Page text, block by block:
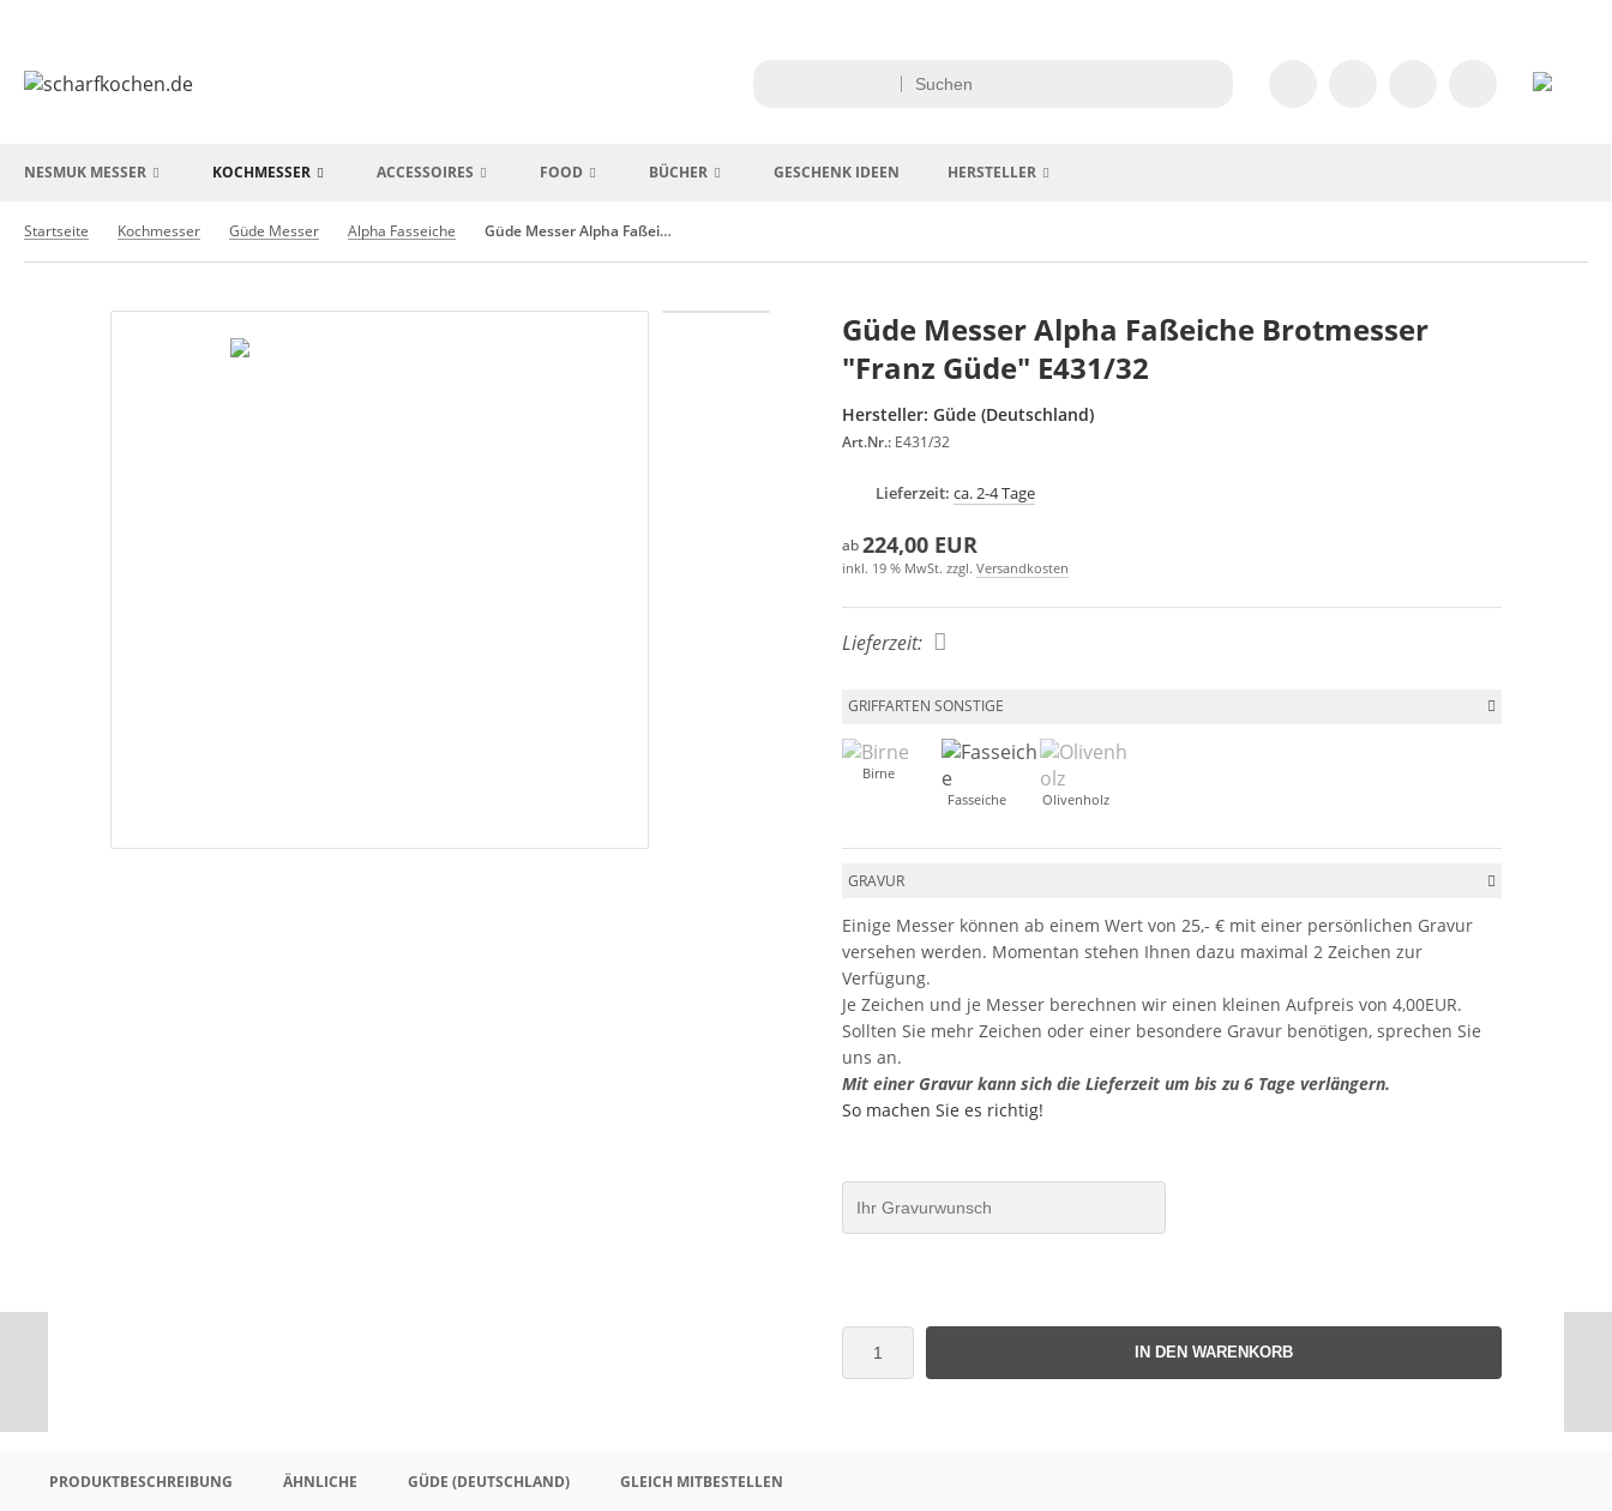
NESMUK MESSER KOCHMESSER ACCESSOIRES FOOD BÜCHER GESCHENK IDEEN HERSTELLER
Startseite Kochmesser Güde Messer Alpha Fasseiche Güde Messer Alpha Faßeiche Brotmesser "Franz Güde" E431/32
Güde Messer Alpha Faßeiche Brotmesser
"Franz Güde" E431/32
Hersteller: Güde (Deutschland)
Art.Nr.: E431/32
Lieferzeit: ca. 2-4 Tage
ab224,00 EUR
inkl. 19 % MwSt. zzgl. Versandkosten
Lieferzeit:
GRIFFARTEN SONSTIGE
Birne
Fasseiche
Olivenholz
GRAVUR
Einige Messer können ab einem Wert von 25,- € mit einer persönlichen Gravur
versehen werden. Momentan stehen Ihnen dazu maximal 2 Zeichen zur
Verfügung.
Je Zeichen und je Messer berechnen wir einen kleinen Aufpreis von 4,00EUR.
Sollten Sie mehr Zeichen oder einer besondere Gravur benötigen, sprechen Sie
uns an.
Mit einer Gravur kann sich die Lieferzeit um bis zu 6 Tage verlängern.
So machen Sie es richtig!
IN DEN WARENKORB
PRODUKTBESCHREIBUNG ÄHNLICHE GÜDE (DEUTSCHLAND) GLEICH MITBESTELLEN